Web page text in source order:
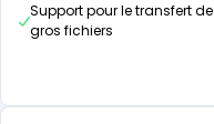
Support pour le transfert de
gros fichiers